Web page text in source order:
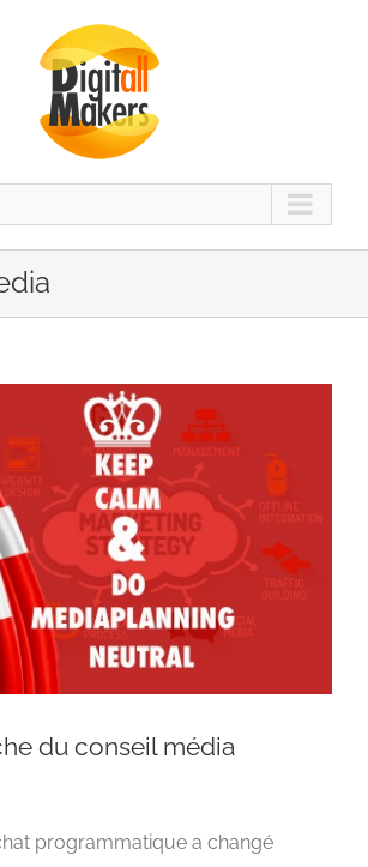
du conseil média « neutre » ?
du conseil média
programmatique a changé